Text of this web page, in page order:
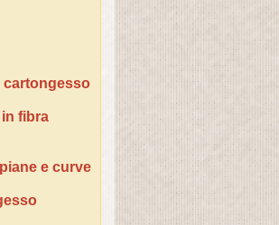
cartongesso
fibra
e curve